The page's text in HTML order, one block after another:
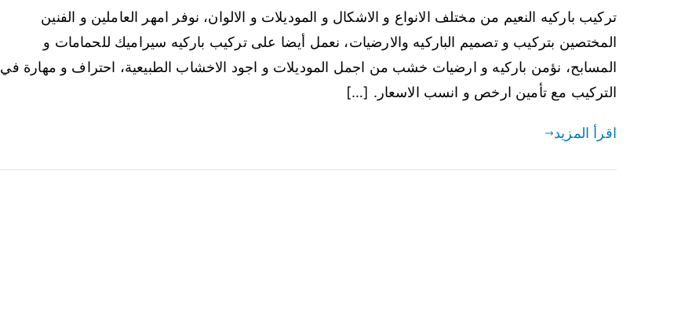
تركيب باركيه النعيم من مختلف الانواع و الاشكال و الموديلات و الالوان، نوفر امهر العاملين و الفنين
المختصين بتركيب و تصميم الباركيه والارضيات، نعمل أيضا على تركيب باركيه سيراميك للحمامات و
المسابح، نؤمن باركيه و ارضيات خشب من اجمل الموديلات و اجود الاخشاب الطبيعية، احتراف و مهارة في
التركيب مع تأمين ارخص و انسب الاسعار. […]
اقرأ المزيد